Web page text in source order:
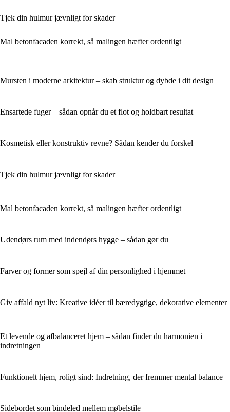
Tjek din hulmur jævnligt for skader
Mal betonfacaden korrekt, så malingen hæfter ordentligt
Mursten i moderne arkitektur – skab struktur og dybde i dit design
Ensartede fuger – sådan opnår du et flot og holdbart resultat
Kosmetisk eller konstruktiv revne? Sådan kender du forskel
Tjek din hulmur jævnligt for skader
Mal betonfacaden korrekt, så malingen hæfter ordentligt
Udendørs rum med indendørs hygge – sådan gør du
Farver og former som spejl af din personlighed i hjemmet
Giv affald nyt liv: Kreative idéer til bæredygtige, dekorative elementer
Et levende og afbalanceret hjem – sådan finder du harmonien i
indretningen
Funktionelt hjem, roligt sind: Indretning, der fremmer mental balance
Sidebordet som bindeled mellem møbelstile